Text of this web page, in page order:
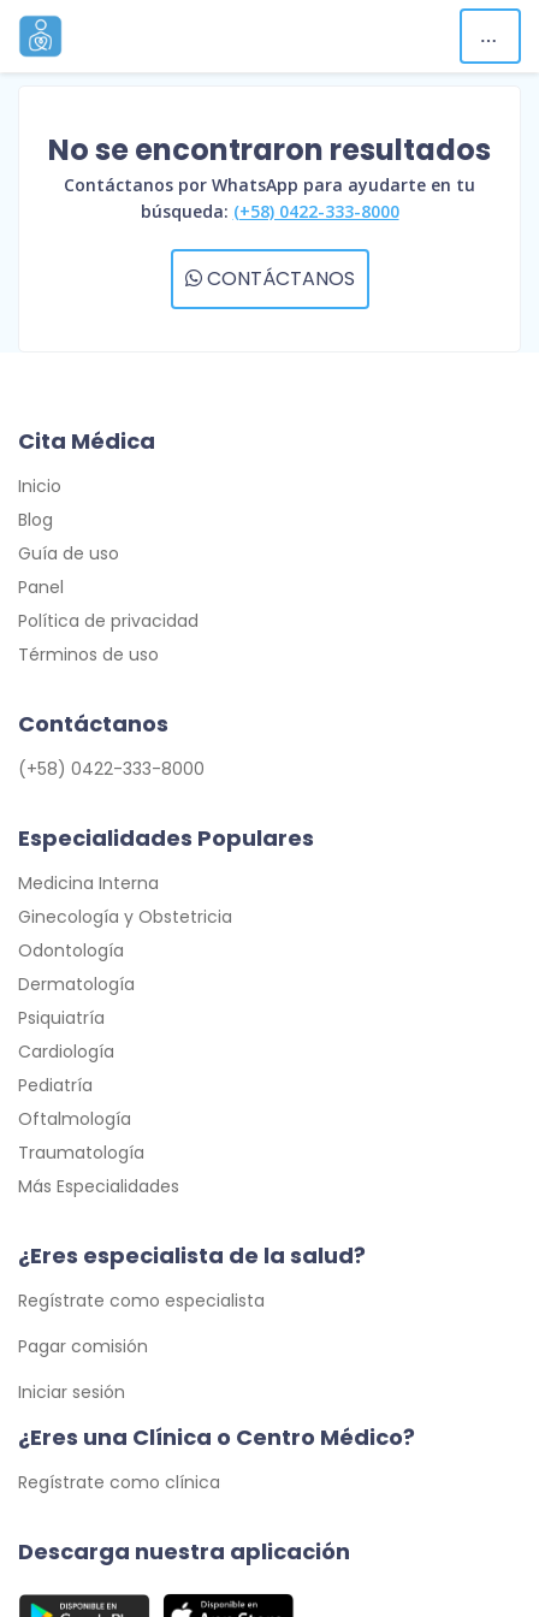
No se encontraron resultados
Contáctanos por WhatsApp para ayudarte en tu
búsqueda: (+58) 0422-333-8000
CONTÁCTANOS
Cita Médica
Inicio
Blog
Guía de uso
Panel
Política de privacidad
Términos de uso
Contáctanos
(+58) 0422-333-8000
Especialidades Populares
Medicina Interna
Ginecología y Obstetricia
Odontología
Dermatología
Psiquiatría
Cardiología
Pediatría
Oftalmología
Traumatología
Más Especialidades
¿Eres especialista de la salud?
Regístrate como especialista
Pagar comisión
Iniciar sesión
¿Eres una Clínica o Centro Médico?
Regístrate como clínica
Descarga nuestra aplicación